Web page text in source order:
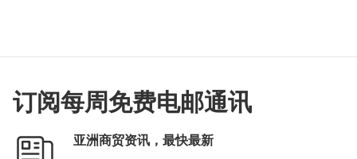
订阅每周免费电邮通讯
亚洲商贸资讯，最快最新